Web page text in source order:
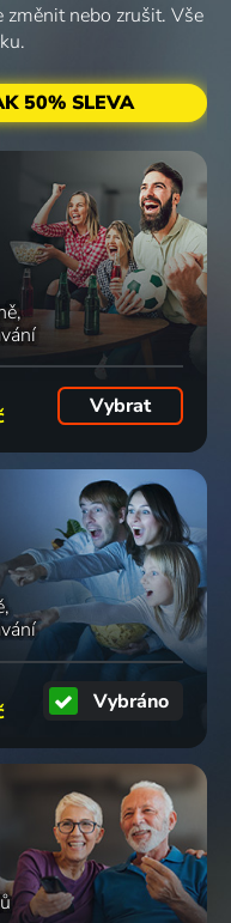
nebo zrušit. Vše
50% SLEVA
Vybrat
Vybráno